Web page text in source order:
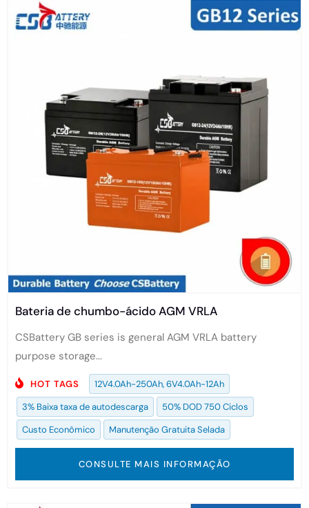
Bateria de chumbo-ácido AGM VRLA
CSBattery GB series is general AGM VRLA battery
purpose storage...
HOT TAGS
12V4.0Ah-250Ah, 6V4.0Ah-12Ah
3% Baixa taxa de autodescarga
50% DOD 750 Ciclos
Custo Econômico
Manutenção Gratuita Selada
CONSULTE MAIS INFORMAÇÃO